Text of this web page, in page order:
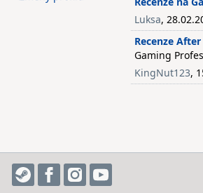
Luksa,
Recenze
Gaming
KingNut123,